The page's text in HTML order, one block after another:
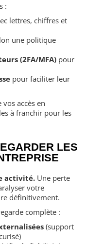
:
lettres, chiffres et
une politique
(2FA/MFA) pour
pour faciliter leur
accès en
à franchir pour les
LES
activité. Une perte
votre
définitivement.
complète :
(support